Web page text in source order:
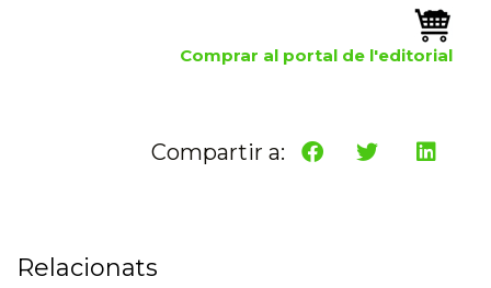
Comprar al portal de l'editorial
Compartir a:
Relacionats